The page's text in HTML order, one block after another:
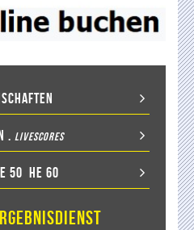
. LiveScores
50 He 60